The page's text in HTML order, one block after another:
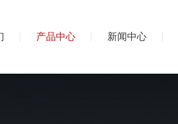
产品中心 新闻中心